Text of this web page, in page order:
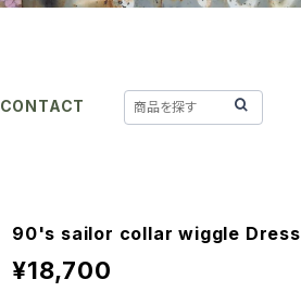
CONTACT
90's sailor collar wiggle Dress
¥18,700